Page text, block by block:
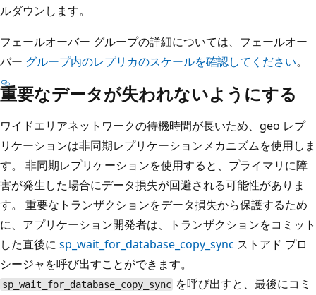
ルダウンします。
フェールオーバー グループの詳細については、フェールオー
バー グループ内のレプリカのスケールを確認してください。
重要なデータが失われないようにする
ワイドエリアネットワークの待機時間が長いため、geo レプ
リケーションは非同期レプリケーションメカニズムを使用しま
す。 非同期レプリケーションを使用すると、プライマリに障
害が発生した場合にデータ損失が回避される可能性がありま
す。 重要なトランザクションをデータ損失から保護するため
に、アプリケーション開発者は、トランザクションをコミット
した直後に sp_wait_for_database_copy_sync ストアド プロ
シージャを呼び出すことができます。
sp_wait_for_database_copy_sync を呼び出すと、最後にコミ